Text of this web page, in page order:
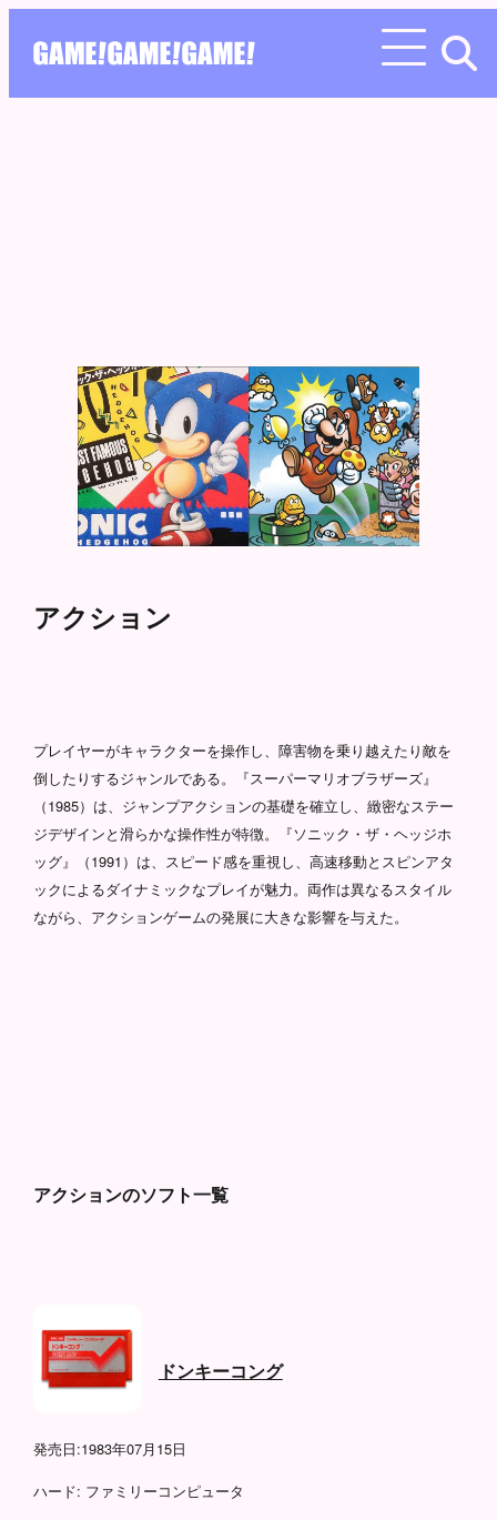
アクション
プレイヤーがキャラクターを操作し、障害物を乗り越えたり敵を
倒したりするジャンルである。『スーパーマリオブラザーズ』
（1985）は、ジャンプアクションの基礎を確立し、緻密なステー
ジデザインと滑らかな操作性が特徴。『ソニック・ザ・ヘッジホ
ッグ』（1991）は、スピード感を重視し、高速移動とスピンアタ
ックによるダイナミックなプレイが魅力。両作は異なるスタイル
ながら、アクションゲームの発展に大きな影響を与えた。
アクションのソフト一覧
ドンキーコング
発売日:1983年07月15日
ハード: ファミリーコンピュータ